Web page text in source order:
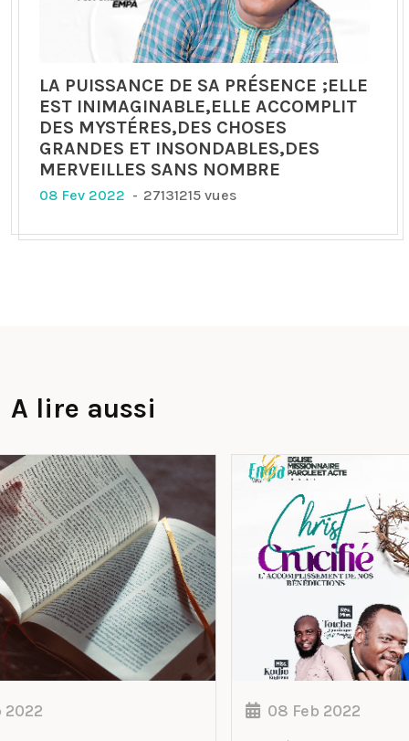
LA PUISSANCE DE SA PRÉSENCE ;ELLE
EST INIMAGINABLE,ELLE ACCOMPLIT
DES MYSTÉRES,DES CHOSES
GRANDES ET INSONDABLES,DES
MERVEILLES SANS NOMBRE
08 Fev 2022 27131215 vues
A lire aussi